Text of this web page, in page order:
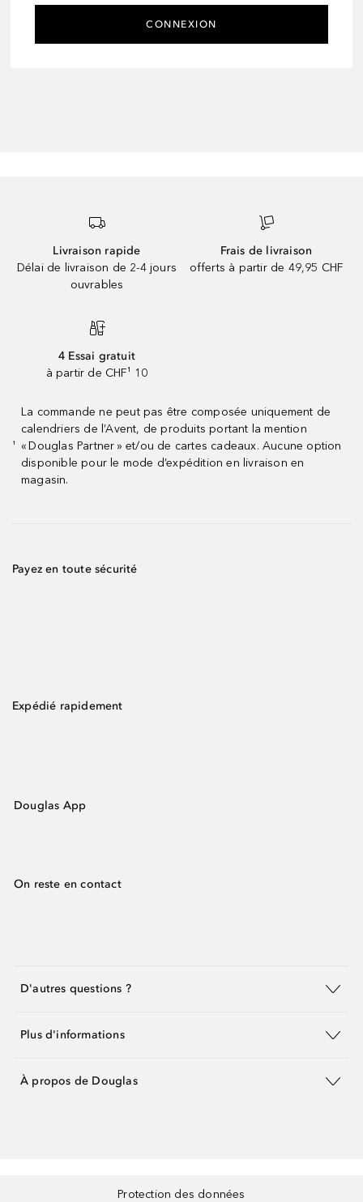
CONNEXION
Livraison rapide
Délai de livraison de 2-4 jours
ouvrables
Frais de livraison
offerts à partir de 49,95 CHF
4 Essai gratuit
à partir de CHF¹ 10
¹
La commande ne peut pas être composée uniquement de
calendriers de l’Avent, de produits portant la mention
« Douglas Partner » et/ou de cartes cadeaux. Aucune option
disponible pour le mode d’expédition en livraison en
magasin.
Payez en toute sécurité
Expédié rapidement
Douglas App
On reste en contact
D'autres questions ?
Plus d'informations
À propos de Douglas
Protection des données